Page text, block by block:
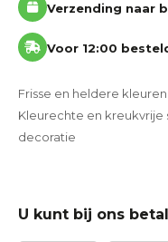
Verzending naar
Voor 12:00
Frisse en heldere
Kleurechte en
decoratie
U kunt bij ons